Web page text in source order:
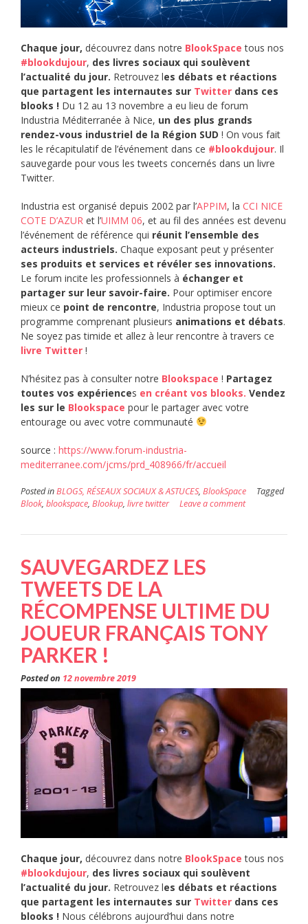
Chaque jour, découvrez dans notre BlookSpace tous nos
#blookdujour, des livres sociaux qui soulèvent
l’actualité du jour. Retrouvez les débats et réactions
que partagent les internautes sur Twitter dans ces
blooks ! Du 12 au 13 novembre a eu lieu de forum
Industria Méditerranée à Nice, un des plus grands
rendez-vous industriel de la Région SUD ! On vous fait
les le récapitulatif de l’événement dans ce #blookdujour. Il
sauvegarde pour vous les tweets concernés dans un livre
Twitter.
Industria est organisé depuis 2002 par l’APPIM, la CCI NICE
COTE D’AZUR et l’UIMM 06, et au fil des années est devenu
l’événement de référence qui réunit l’ensemble des
acteurs industriels. Chaque exposant peut y présenter
ses produits et services et révéler ses innovations.
Le forum incite les professionnels à échanger et
partager sur leur savoir-faire. Pour optimiser encore
mieux ce point de rencontre, Industria propose tout un
programme comprenant plusieurs animations et débats.
Ne soyez pas timide et allez à leur rencontre à travers ce
livre Twitter !
N’hésitez pas à consulter notre Blookspace ! Partagez
toutes vos expériences en créant vos blooks. Vendez
les sur le Blookspace pour le partager avec votre
entourage ou avec votre communauté
source : https://www.forum-industria-
mediterranee.com/jcms/prd_408966/fr/accueil
Posted inBLOGS, RÉSEAUX SOCIAUX & ASTUCES, BlookSpace
Tagged
Blook, blookspace, Blookup, livre twitter Leave a comment
SAUVEGARDEZ LES
TWEETS DE LA
RÉCOMPENSE ULTIME DU
JOUEUR FRANÇAIS TONY
PARKER !
Posted on 12 novembre 2019
Chaque jour, découvrez dans notre BlookSpace tous nos
#blookdujour, des livres sociaux qui soulèvent
l’actualité du jour. Retrouvez les débats et réactions
que partagent les internautes sur Twitter dans ces
blooks ! Nous célébrons aujourd’hui dans notre